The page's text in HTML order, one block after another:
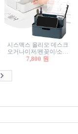
시스맥스 올리오 데스크
오거나이저/펜꽂이/소품
꽂이/소품함/정리함/수납
7,800 원